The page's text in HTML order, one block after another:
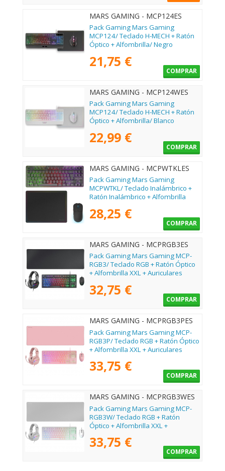
MARS GAMING - MCP124ES
Pack Gaming Mars Gaming
MCP124/ Teclado H-MECH + Ratón
Óptico + Alfombrilla/ Negro
21,75 €
COMPRAR
MARS GAMING - MCP124WES
Pack Gaming Mars Gaming
MCP124/ Teclado H-MECH + Ratón
Óptico + Alfombrilla/ Blanco
22,99 €
COMPRAR
MARS GAMING - MCPWTKLES
Pack Gaming Mars Gaming
MCPWTKL/ Teclado Inalámbrico +
Ratón Inalámbrico + Alfombrilla
28,25 €
COMPRAR
MARS GAMING - MCPRGB3ES
Pack Gaming Mars Gaming MCP-
RGB3/ Teclado RGB + Ratón Óptico
+ Alfombrilla XXL + Auriculares
32,75 €
COMPRAR
MARS GAMING - MCPRGB3PES
Pack Gaming Mars Gaming MCP-
RGB3P/ Teclado RGB + Ratón Óptico
+ Alfombrilla XXL + Auriculares
33,75 €
COMPRAR
MARS GAMING - MCPRGB3WES
Pack Gaming Mars Gaming MCP-
RGB3W/ Teclado RGB + Ratón
Óptico + Alfombrilla XXL +
33,75 €
COMPRAR